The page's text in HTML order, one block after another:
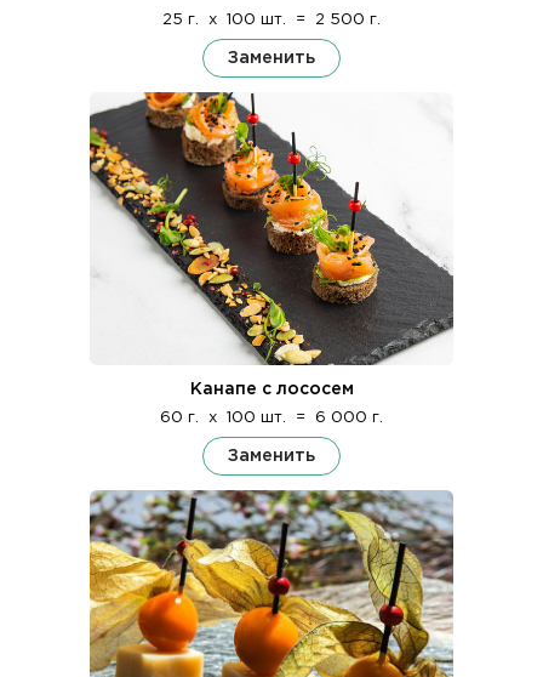
25 г. x 100 шт. = 2 500 г.
Заменить
Канапе с лососем
60 г. x 100 шт. = 6 000 г.
Заменить